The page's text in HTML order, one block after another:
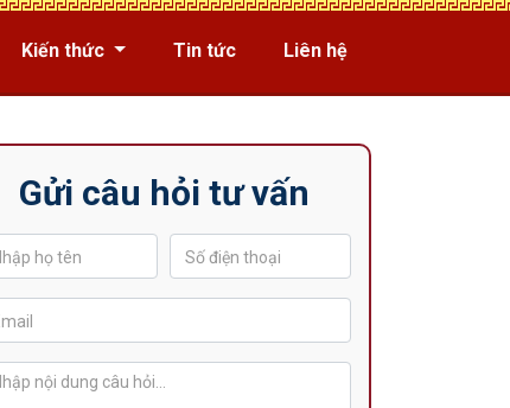
Kiến thức Tin tức Liên hệ
Gửi câu hỏi tư vấn